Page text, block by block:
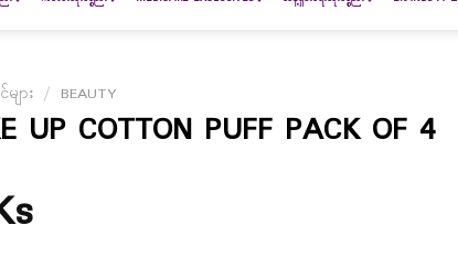
ား / BEAUTY
UP COTTON PUFF PACK OF 4